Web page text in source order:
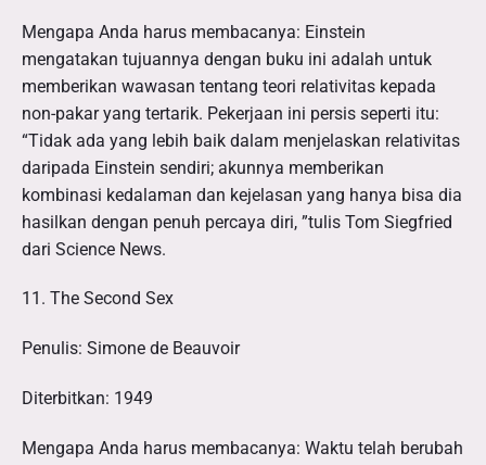
Mengapa Anda harus membacanya: Einstein
mengatakan tujuannya dengan buku ini adalah untuk
memberikan wawasan tentang teori relativitas kepada
non-pakar yang tertarik. Pekerjaan ini persis seperti itu:
“Tidak ada yang lebih baik dalam menjelaskan relativitas
daripada Einstein sendiri; akunnya memberikan
kombinasi kedalaman dan kejelasan yang hanya bisa dia
hasilkan dengan penuh percaya diri, ”tulis Tom Siegfried
dari Science News.
11. The Second Sex
Penulis: Simone de Beauvoir
Diterbitkan: 1949
Mengapa Anda harus membacanya: Waktu telah berubah